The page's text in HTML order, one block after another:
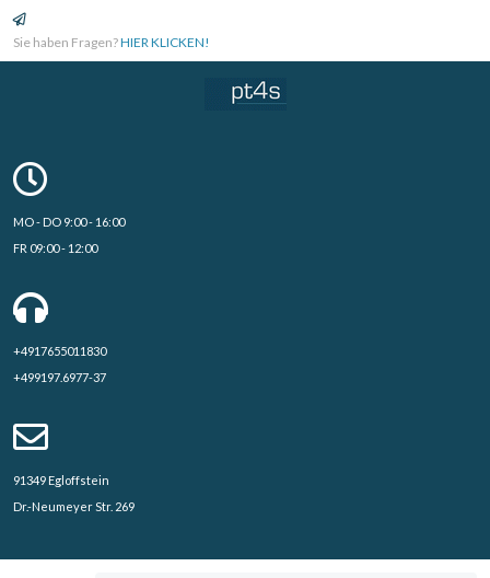
Sie haben Fragen?HIER KLICKEN!
MO - DO 9:00 - 16:00
FR 09:00 - 12:00
+4917655011830
+499197.6977-37
91349 Egloffstein
Dr.-Neumeyer Str. 269